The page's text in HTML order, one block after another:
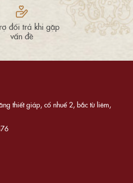
đổi trả khi gặp
vấn đề
thiết giáp, cổ nhuế 2, bắc từ liêm,